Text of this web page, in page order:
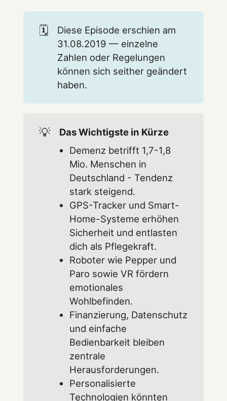
🗓️
Diese Episode erschien am
31.08.2019 — einzelne
Zahlen oder Regelungen
können sich seither geändert
haben.
💡
Das Wichtigste in Kürze
Demenz betrifft 1,7-1,8
Mio. Menschen in
Deutschland - Tendenz
stark steigend.
GPS-Tracker und Smart-
Home-Systeme erhöhen
Sicherheit und entlasten
dich als Pflegekraft.
Roboter wie Pepper und
Paro sowie VR fördern
emotionales
Wohlbefinden.
Finanzierung, Datenschutz
und einfache
Bedienbarkeit bleiben
zentrale
Herausforderungen.
Personalisierte
Technologien könnten